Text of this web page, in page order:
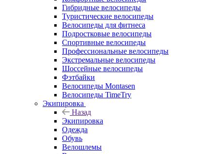
Гибридные велосипеды
Туристические велосипеды
Велосипеды для фитнеса
Подростковые велосипеды
Спортивные велосипеды
Профессиональные велосипеды
Экстремальные велосипеды
Шоссейные велосипеды
Фэтбайки
Велосипеды Montasen
Велосипеды TimeTry
Экипировка
Назад
Экипировка
Одежда
Обувь
Велошлемы